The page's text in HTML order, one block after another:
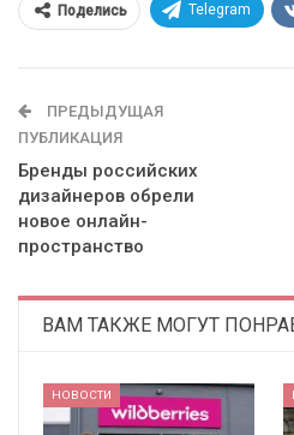
Поделись Telegram
ПРЕДЫДУЩАЯ
ПУБЛИКАЦИЯ
Бренды российских
дизайнеров обрели
новое онлайн-
пространство
ВАМ ТАКЖЕ МОГУТ
НОВОСТИ